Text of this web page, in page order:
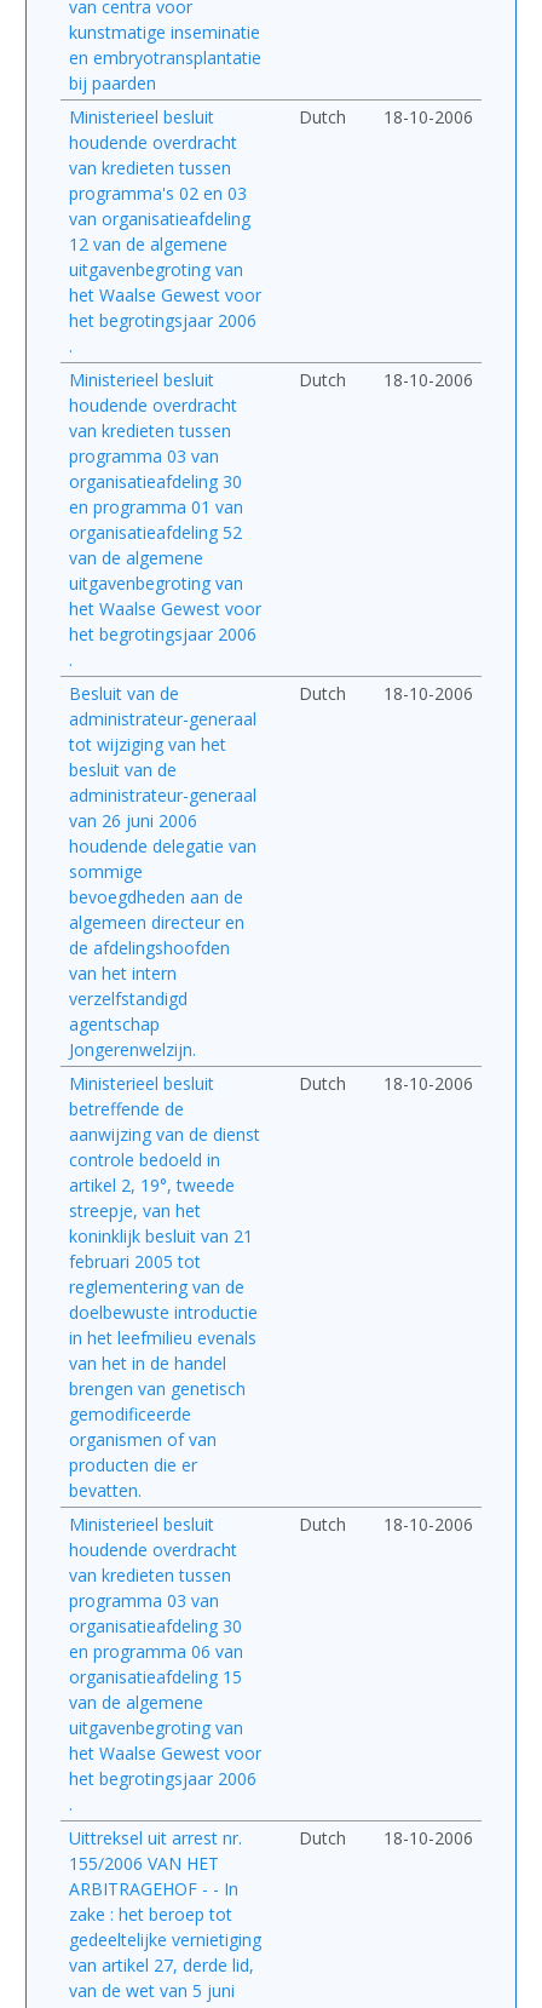
van centra voor
kunstmatige inseminatie
en embryotransplantatie
bij paarden
Ministerieel besluit
houdende overdracht
van kredieten tussen
programma's 02 en 03
van organisatieafdeling
12 van de algemene
uitgavenbegroting van
het Waalse Gewest voor
het begrotingsjaar 2006
.
Dutch 18-10-2006
Ministerieel besluit
houdende overdracht
van kredieten tussen
programma 03 van
organisatieafdeling 30
en programma 01 van
organisatieafdeling 52
van de algemene
uitgavenbegroting van
het Waalse Gewest voor
het begrotingsjaar 2006
.
Dutch 18-10-2006
Besluit van de
administrateur-generaal
tot wijziging van het
besluit van de
administrateur-generaal
van 26 juni 2006
houdende delegatie van
sommige
bevoegdheden aan de
algemeen directeur en
de afdelingshoofden
van het intern
verzelfstandigd
agentschap
Jongerenwelzijn.
Dutch 18-10-2006
Ministerieel besluit
betreffende de
aanwijzing van de dienst
controle bedoeld in
artikel 2, 19°, tweede
streepje, van het
koninklijk besluit van 21
februari 2005 tot
reglementering van de
doelbewuste introductie
in het leefmilieu evenals
van het in de handel
brengen van genetisch
gemodificeerde
organismen of van
producten die er
bevatten.
Dutch 18-10-2006
Ministerieel besluit
houdende overdracht
van kredieten tussen
programma 03 van
organisatieafdeling 30
en programma 06 van
organisatieafdeling 15
van de algemene
uitgavenbegroting van
het Waalse Gewest voor
het begrotingsjaar 2006
.
Dutch 18-10-2006
Uittreksel uit arrest nr.
155/2006 VAN HET
ARBITRAGEHOF - - In
zake : het beroep tot
gedeeltelijke vernietiging
van artikel 27, derde lid,
van de wet van 5 juni
Dutch 18-10-2006